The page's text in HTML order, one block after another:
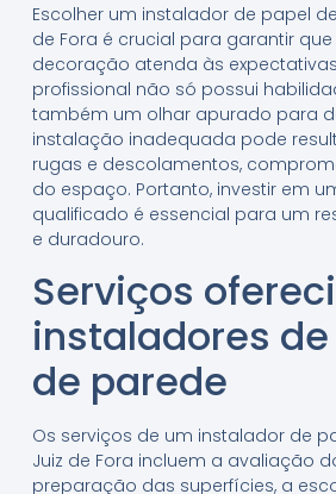
Escolher um instalador de papel
de Fora é crucial para garantir
decoração atenda às
profissional não só possui
também um olhar apurado para
instalação inadequada pode
rugas e descolamentos,
do espaço. Portanto, investir em
qualificado é essencial para um
e duradouro.
Serviços
instaladores
de parede
Os serviços de um instalador de
Juiz de Fora incluem a avaliação
preparação das superfícies, a